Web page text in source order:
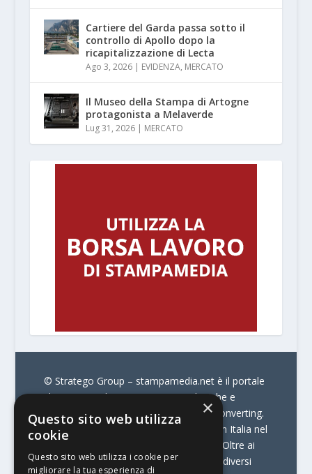
Cartiere del Garda passa sotto il
controllo di Apollo dopo la
ricapitalizzazione di Lecta
Ago 3, 2026| EVIDENZA, MERCATO
Il Museo della Stampa di Artogne
protagonista a Melaverde
Lug 31, 2026| MERCATO
© Stratego Group – stampamedia.net è il portale
che racconta le innovazioni tecnologiche e
l’attualità delle aziende di stampa e di converting.
È il portale di riferimento per chi opera in Italia nel
settore della comunicazione stampata. Oltre ai
contenuti, offre alla propria community diversi
×
Questo sito web utilizza
cookie
Questo sito web utilizza i cookie per
migliorare la tua esperienza di